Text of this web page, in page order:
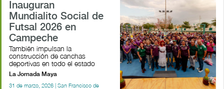
Inauguran
Mundialito Social de
Futsal 2026 en
Campeche
También impulsan la
construcción de canchas
deportivas en todo el estado
La Jornada Maya
31 de marzo, 2026 | San Francisco de